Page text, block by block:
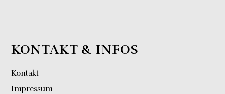
KONTAKT & INFOS
Kontakt
Impressum